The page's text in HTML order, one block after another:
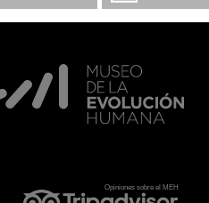
Opiniones sobre el MEH